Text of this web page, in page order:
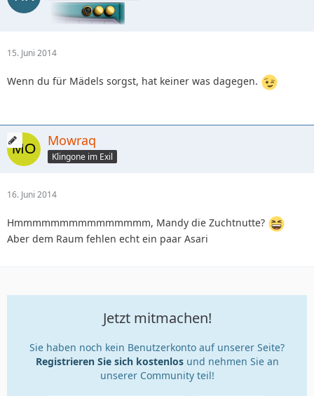
15. Juni 2014
Wenn du für Mädels sorgst, hat keiner was dagegen.
Mowraq
Klingone im Exil
16. Juni 2014
Hmmmmmmmmmmmmmmm, Mandy die Zuchtnutte?
Aber dem Raum fehlen echt ein paar Asari
Jetzt mitmachen!
Sie haben noch kein Benutzerkonto auf unserer Seite?
Registrieren Sie sich kostenlosund nehmen Sie an
unserer Community teil!